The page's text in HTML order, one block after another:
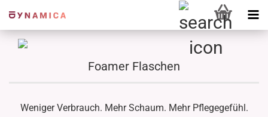
Foamer Flaschen
Weniger Verbrauch. Mehr Schaum. Mehr Pflegegefühl.